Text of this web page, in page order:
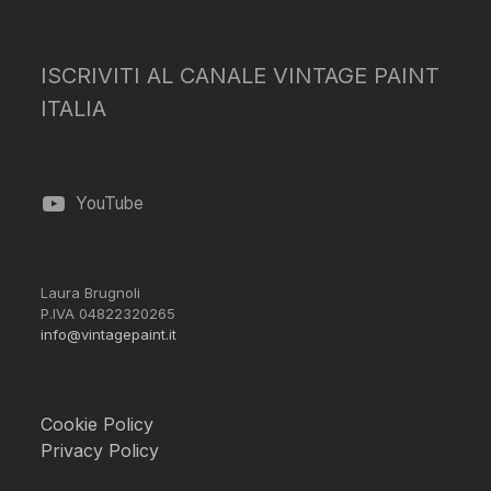
ISCRIVITI AL CANALE VINTAGE PAINT
ITALIA
YouTube
Laura Brugnoli
P.IVA 04822320265
info@vintagepaint.it
Cookie Policy
Privacy Policy